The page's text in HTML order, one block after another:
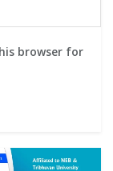
browser for